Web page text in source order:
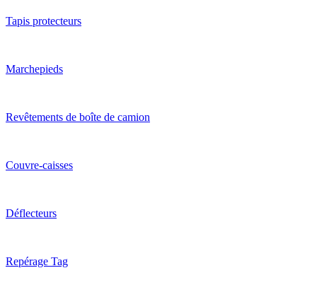
Tapis protecteurs
Marchepieds
Revêtements de boîte de camion
Couvre-caisses
Déflecteurs
Repérage Tag